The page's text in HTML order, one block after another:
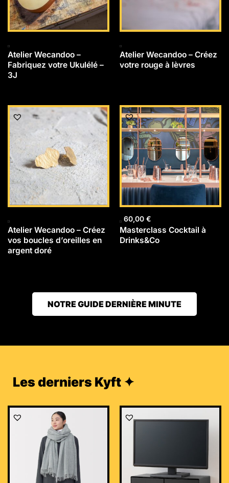
Atelier Wecandoo –
Fabriquez votre Ukulélé –
3J
Atelier Wecandoo – Créez
votre rouge à lèvres
Atelier Wecandoo – Créez
vos boucles d’oreilles en
argent doré
60,00 €
Masterclass Cocktail à
Drinks&Co
NOTRE GUIDE DERNIÈRE MINUTE
Les derniers Kyft ✦